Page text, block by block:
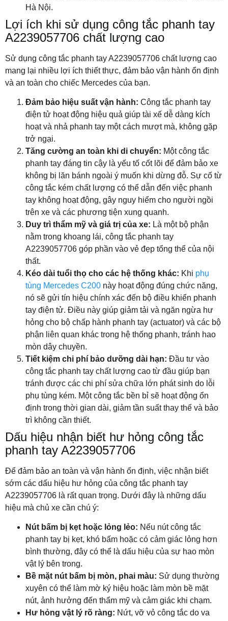
Hà Nội.
Lợi ích khi sử dụng công tắc phanh tay
A2239057706 chất lượng cao
Sử dụng công tắc phanh tay A2239057706 chất lượng cao
mang lại nhiều lợi ích thiết thực, đảm bảo vận hành ổn định
và an toàn cho chiếc Mercedes của bạn.
Đảm bảo hiệu suất vận hành: Công tắc phanh tay
điện tử hoạt động hiệu quả giúp tài xế dễ dàng kích
hoạt và nhả phanh tay một cách mượt mà, không gặp
trở ngại.
Tăng cường an toàn khi di chuyển: Một công tắc
phanh tay đáng tin cậy là yếu tố cốt lõi để đảm bảo xe
không bị lăn bánh ngoài ý muốn khi dừng đỗ. Sự cố từ
công tắc kém chất lượng có thể dẫn đến việc phanh
tay không hoạt động, gây nguy hiểm cho người ngồi
trên xe và các phương tiện xung quanh.
Duy trì thẩm mỹ và giá trị của xe: Là một bộ phận
nằm trong khoang lái, công tắc phanh tay
A2239057706 góp phần vào vẻ đẹp tổng thể của nội
thất.
Kéo dài tuổi thọ cho các hệ thống khác: Khi phụ
tùng Mercedes C200 này hoạt động đúng chức năng,
nó sẽ gửi tín hiệu chính xác đến bộ điều khiển phanh
tay điện tử. Điều này giúp giảm tải và ngăn ngừa hư
hỏng cho bộ chấp hành phanh tay (actuator) và các bộ
phận liên quan khác trong hệ thống phanh, tránh hao
mòn dây chuyền.
Tiết kiệm chi phí bảo dưỡng dài hạn: Đầu tư vào
công tắc phanh tay chất lượng cao từ đầu giúp bạn
tránh được các chi phí sửa chữa lớn phát sinh do lỗi
phụ tùng kém. Một công tắc bền bỉ sẽ hoạt động ổn
định trong thời gian dài, giảm tần suất thay thế và bảo
trì không cần thiết.
Dấu hiệu nhận biết hư hỏng công tắc
phanh tay A2239057706
Để đảm bảo an toàn và vận hành ổn định, việc nhận biết
sớm các dấu hiệu hư hỏng của công tắc phanh tay
A2239057706 là rất quan trọng. Dưới đây là những dấu
hiệu mà chủ xe cần chú ý:
Nút bấm bị kẹt hoặc lỏng lẻo: Nếu nút công tắc
phanh tay bị kẹt, khó bấm hoặc có cảm giác lỏng hơn
bình thường, đây có thể là dấu hiệu của sự hao mòn
vật lý bên trong.
Bề mặt nút bấm bị mòn, phai màu: Sử dụng thường
xuyên có thể làm mờ ký hiệu hoặc làm mòn bề mặt
nút, ảnh hưởng đến thẩm mỹ và cảm giác khi chạm.
Hư hỏng vật lý rõ ràng: Nứt, vỡ vỏ công tắc do va